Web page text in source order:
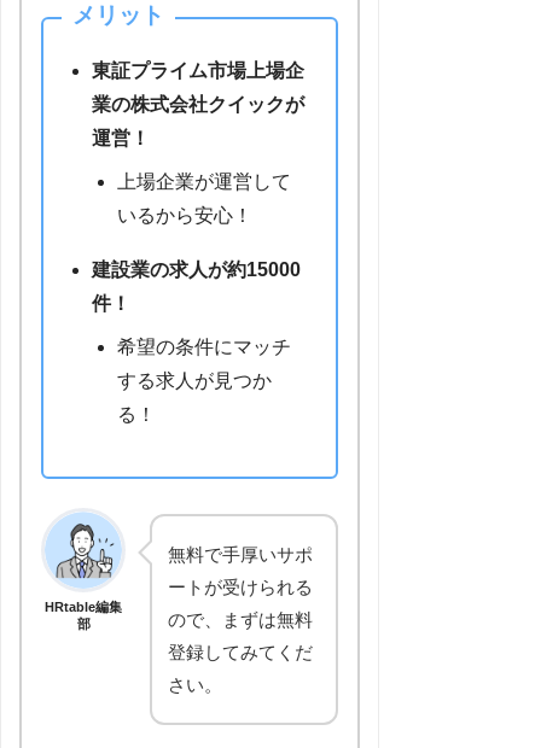
メリット
東証プライム市場上場企
業の株式会社クイックが
運営！
上場企業が運営して
いるから安心！
建設業の求人が約15000
件！
希望の条件にマッチ
する求人が見つか
る！
HRtable編集
部
無料で手厚いサポ
ートが受けられる
ので、まずは無料
登録してみてくだ
さい。